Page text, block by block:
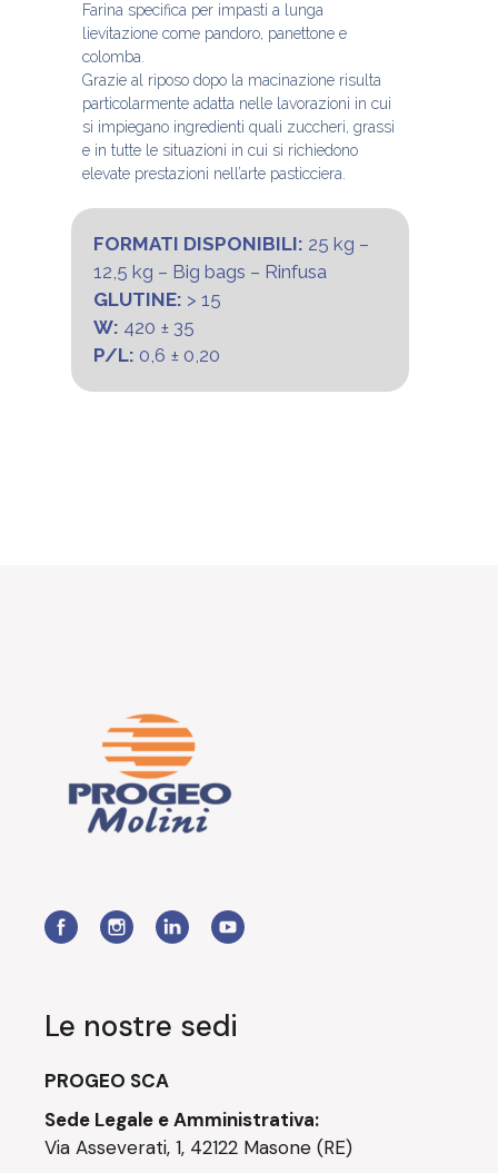
Farina specifica per impasti a lunga
lievitazione come pandoro, panettone e
colomba.
Grazie al riposo dopo la macinazione risulta
particolarmente adatta nelle lavorazioni in cui
si impiegano ingredienti quali zuccheri, grassi
e in tutte le situazioni in cui si richiedono
elevate prestazioni nell’arte pasticciera.
FORMATI DISPONIBILI: 25 kg –
12,5 kg – Big bags – Rinfusa
GLUTINE: > 15
W: 420 ± 35
P/L: 0,6 ± 0,20
Le nostre sedi
PROGEO SCA
Sede Legale e Amministrativa:
Via Asseverati, 1, 42122 Masone (RE)